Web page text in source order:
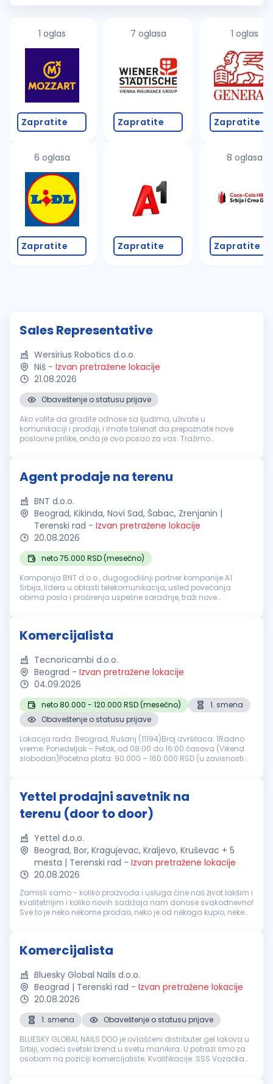
naš...
1 oglas
Zapratite
6 oglasa
Zapratite
7 oglasa
Zapratite
Zapratite
1 oglas
Zapratite
8 oglasa
Zapratite
Sales Representative
Wersirius Robotics d.o.o.
Niš - Izvan pretražene lokacije
21.08.2026
Obaveštenje o statusu prijave
Ako volite da gradite odnose sa ljudima, uživate u
komunikaciji i prodaji, i imate talenat da prepoznate nove
poslovne prilike, onda je ovo posao za vas. Tražimo
Agent prodaje na terenu
BNT d.o.o.
Beograd, Kikinda, Novi Sad, Šabac, Zrenjanin |
Terenski rad - Izvan pretražene lokacije
20.08.2026
neto 75.000 RSD (mesečno)
Kompanija BNT d.o.o., dugogodišnji partner kompanije A1
Srbija, lidera u oblasti telekomunikacija, usled povećanja
obima posla i proširenja uspešne saradnje, traži nove
Komercijalista
Tecnoricambi d.o.o.
Beograd - Izvan pretražene lokacije
04.09.2026
neto 80.000 - 120.000 RSD (mesečno)
1. smena
Obaveštenje o statusu prijave
Lokacija rada: Beograd, Rušanj (11194)Broj izvršilaca: 1Radno
vreme: Ponedeljak – Petak, od 08:00 do 16:00 časova (Vikend
slobodan)Početna plata: 90.000 – 160.000 RSD (u zavisnosti
Yettel prodajni savetnik na
terenu (door to door)
Yettel d.o.o.
Beograd, Bor, Kragujevac, Kraljevo, Kruševac + 5
mesta | Terenski rad - Izvan pretražene lokacije
20.08.2026
Zamisli samo - koliko proizvoda i usluga čine naš život lakšim i
kvalitetnijim i koliko novih sadržaja nam donose svakodnevno!
Sve to je neko nekome prodao, neko je od nekoga kupio, neke
Komercijalista
Bluesky Global Nails d.o.o.
Beograd | Terenski rad - Izvan pretražene lokacije
20.08.2026
1. smena
Obaveštenje o statusu prijave
BLUESKY GLOBAL NAILS DOO je ovlašćeni distributer gel lakova u
Srbiji, vodeći svetski brend u svetu manikira. U potrazi smo za
osobom na poziciji komercijaliste. Kvalifikacije: SSS Vozačka